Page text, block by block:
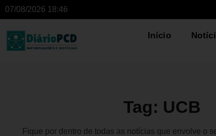
07/08/2026 18:46
Início
Tag: UCB
Fique por dentro de todas as notícias que envolve o